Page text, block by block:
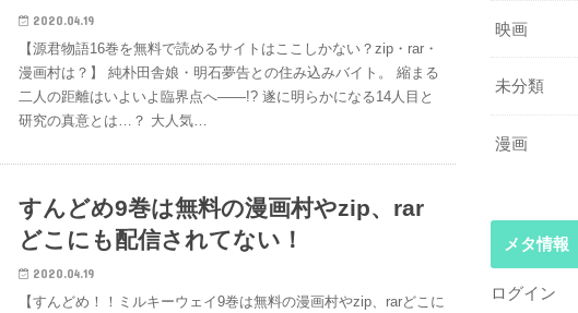
2020.04.19
【源君物語16巻を無料で読めるサイトはここしかない？zip・rar・
漫画村は？】 純朴田舎娘・明石夢告との住み込みバイト。 縮まる
二人の距離はいよいよ臨界点へ――!? 遂に明らかになる14人目と
研究の真意とは…？ 大人気…
すんどめ9巻は無料の漫画村やzip、rar
どこにも配信されてない！
2020.04.19
【すんどめ！！ミルキーウェイ9巻は無料の漫画村やzip、rarどこに
映画
未分類
漫画
メタ情報
ログイン